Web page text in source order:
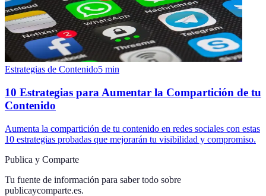
Estrategias de Contenido5 min
10 Estrategias para Aumentar la Compartición de tu
Contenido
Aumenta la compartición de tu contenido en redes sociales con estas
10 estrategias probadas que mejorarán tu visibilidad y compromiso.
Publica y Comparte
Tu fuente de información para saber todo sobre
publicaycomparte.es.